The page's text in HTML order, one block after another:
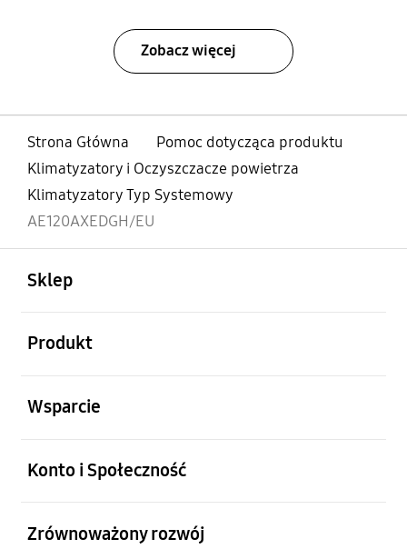
Zobacz więcej
Strona Główna
Pomoc dotycząca produktu
Klimatyzatory i Oczyszczacze powietrza
Klimatyzatory Typ Systemowy
AE120AXEDGH/EU
Sklep
Produkt
Wsparcie
Konto i Społeczność
Zrównoważony rozwój